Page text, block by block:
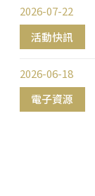
活動快訊
2026-07-22
電子資源
2026-06-18